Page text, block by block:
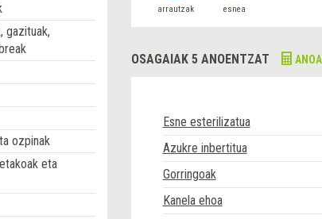
gazituak,
ozpinak
eta
arrautzak esnea
OSAGAIAK 5 ANOENTZAT
Esne esterilizatua
Azukre inbertitua
Gorringoak
Kanela ehoa